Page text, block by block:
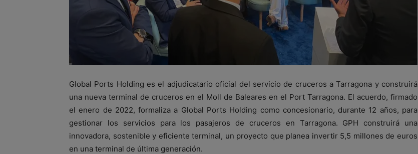
Global Ports Holding es el adjudicatario oficial del servicio de cruceros a Tarragona y construirá
una nueva terminal de cruceros en el Moll de Baleares en el Port Tarragona. El acuerdo, firmado
el enero de 2022, formaliza a Global Ports Holding como concesionario, durante 12 años, para
gestionar los servicios para los pasajeros de cruceros en Tarragona. GPH construirá una
innovadora, sostenible y eficiente terminal, un proyecto que planea invertir 5,5 millones de euros
en una terminal de última generación.